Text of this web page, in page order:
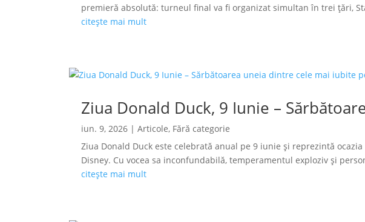
premieră absolută: turneul final va fi organizat simultan în trei țări,
citește mai mult
Ziua Donald Duck, 9 Iunie –
iun. 9, 2026 |Articole, Fără categorie
Ziua Donald Duck este celebrată anual pe 9 iunie și reprezintă
Disney. Cu vocea sa inconfundabilă, temperamentul exploziv și
citește mai mult